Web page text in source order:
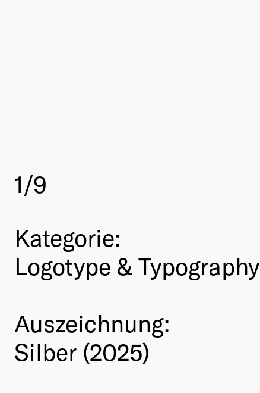
1/9
Kategorie:
Logotype & Typography
Auszeichnung:
Silber (2025)